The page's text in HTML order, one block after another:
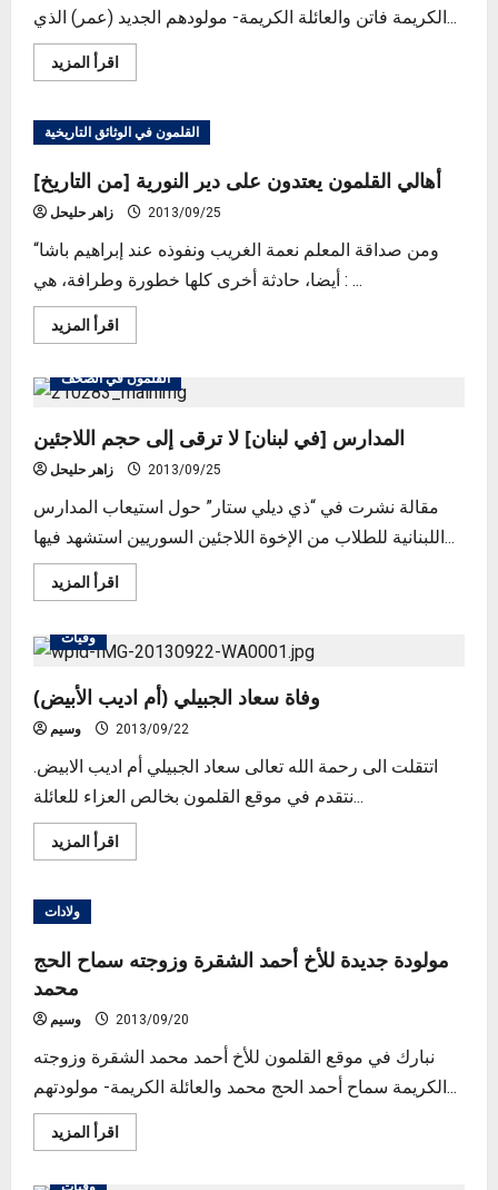
الكريمة فاتن والعائلة الكريمة- مولودهم الجديد (عمر) الذي...
اقرأ المزيدRead
more
جديد)
عمر
الحج
القلمون في الوثائق التاريخية
[من التاريخ] أهالي القلمون يعتدون على دير النورية
زاهر حليحل 2013/09/25
“ومن صداقة المعلم نعمة الغريب ونفوذه عند إبراهيم باشا
أيضا، حادثة أخرى كلها خطورة وطرافة، هي : ...
اقرأ المزيدRead
more
التاريخ]
أهالي
يعتدون
على
دير
النورية
القلمون في الصحف
المدارس [في لبنان] لا ترقى إلى حجم اللاجئين
زاهر حليحل 2013/09/25
مقالة نشرت في “ذي ديلي ستار” حول استيعاب المدارس
اللبنانية للطلاب من الإخوة اللاجئين السوريين استشهد فيها...
اقرأ المزيدRead
more
[في
لبنان]
ترقى
إلى
حجم
اللاجئين
وفيات
وفاة سعاد الجبيلي (أم اديب الأبيض)
وسيم 2013/09/22
اتتقلت الى رحمة الله تعالى سعاد الجبيلي أم اديب الابيض.
نتقدم في موقع القلمون بخالص العزاء للعائلة...
اقرأ المزيدRead
more
الأبيض)
ولادات
مولودة جديدة للأخ أحمد الشقرة وزوجته سماح الحج
محمد
وسيم 2013/09/20
نبارك في موقع القلمون للأخ أحمد محمد الشقرة وزوجته
الكريمة سماح أحمد الحج محمد والعائلة الكريمة- مولودتهم...
اقرأ المزيدRead
more
وفيات